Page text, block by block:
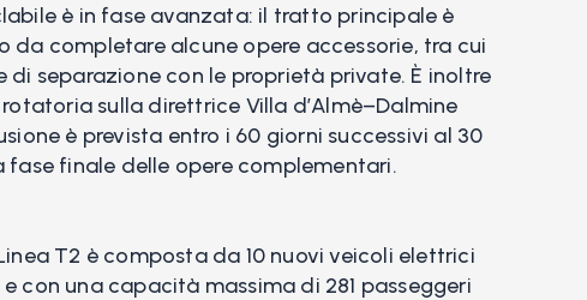
è in fase avanzata: il tratto principale è
da completare alcune opere accessorie, tra cui
di separazione con le proprietà private. È inoltre
sulla direttrice Villa d’Almè–Dalmine
è prevista entro i 60 giorni successivi al 30
fase finale delle opere complementari.
T2 è composta da 10 nuovi veicoli elettrici
con una capacità massima di 281 passeggeri